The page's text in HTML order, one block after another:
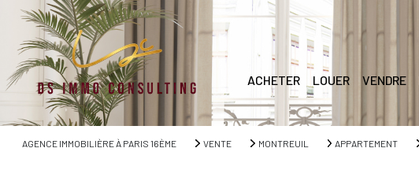
ACHETER LOUER VENDRE
AGENCE IMMOBILIÈRE À PARIS 16ÈME VENTE MONTREUIL APPARTEMENT